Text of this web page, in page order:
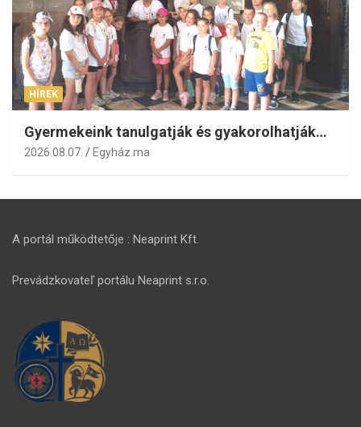
HÍREK
Gyermekeink tanulgatják és gyakorolhatják…
2026.08.07. Egyház.ma
A portál működtetője : Neaprint Kft.
Prevádzkovateľ portálu Neaprint s.r.o.